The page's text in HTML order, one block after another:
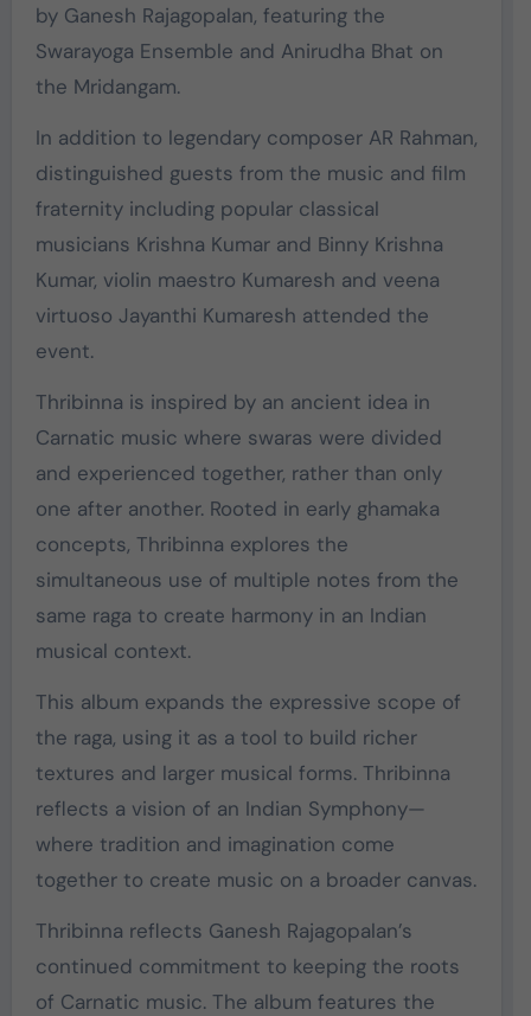
by Ganesh Rajagopalan, featuring the
Swarayoga Ensemble and Anirudha Bhat on
the Mridangam.
In addition to legendary composer AR Rahman,
distinguished guests from the music and film
fraternity including popular classical
musicians Krishna Kumar and Binny Krishna
Kumar, violin maestro Kumaresh and veena
virtuoso Jayanthi Kumaresh attended the
event.
Thribinna is inspired by an ancient idea in
Carnatic music where swaras were divided
and experienced together, rather than only
one after another. Rooted in early ghamaka
concepts, Thribinna explores the
simultaneous use of multiple notes from the
same raga to create harmony in an Indian
musical context.
This album expands the expressive scope of
the raga, using it as a tool to build richer
textures and larger musical forms. Thribinna
reflects a vision of an Indian Symphony—
where tradition and imagination come
together to create music on a broader canvas.
Thribinna reflects Ganesh Rajagopalan’s
continued commitment to keeping the roots
of Carnatic music. The album features the